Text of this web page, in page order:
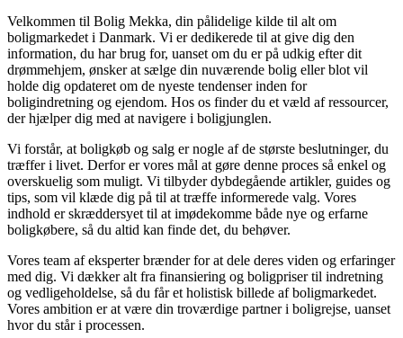
Velkommen til Bolig Mekka, din pålidelige kilde til alt om
boligmarkedet i Danmark. Vi er dedikerede til at give dig den
information, du har brug for, uanset om du er på udkig efter dit
drømmehjem, ønsker at sælge din nuværende bolig eller blot vil
holde dig opdateret om de nyeste tendenser inden for
boligindretning og ejendom. Hos os finder du et væld af ressourcer,
der hjælper dig med at navigere i boligjunglen.
Vi forstår, at boligkøb og salg er nogle af de største beslutninger, du
træffer i livet. Derfor er vores mål at gøre denne proces så enkel og
overskuelig som muligt. Vi tilbyder dybdegående artikler, guides og
tips, som vil klæde dig på til at træffe informerede valg. Vores
indhold er skræddersyet til at imødekomme både nye og erfarne
boligkøbere, så du altid kan finde det, du behøver.
Vores team af eksperter brænder for at dele deres viden og erfaringer
med dig. Vi dækker alt fra finansiering og boligpriser til indretning
og vedligeholdelse, så du får et holistisk billede af boligmarkedet.
Vores ambition er at være din troværdige partner i boligrejse, uanset
hvor du står i processen.